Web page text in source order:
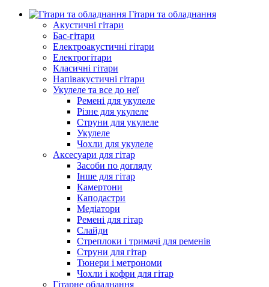
Гітари та обладнання
Акустичні гітари
Бас-гітари
Електроакустичні гітари
Електрогітари
Класичні гітари
Напівакустичні гітари
Укулеле та все до неї
Ремені для укулеле
Різне для укулеле
Струни для укулеле
Укулеле
Чохли для укулеле
Аксесуари для гітар
Засоби по догляду
Інше для гітар
Камертони
Каподастри
Медіатори
Ремені для гітар
Слайди
Стреплоки і тримачі для ременів
Струни для гітар
Тюнери і метрономи
Чохли і кофри для гітар
Гітарне обладнання